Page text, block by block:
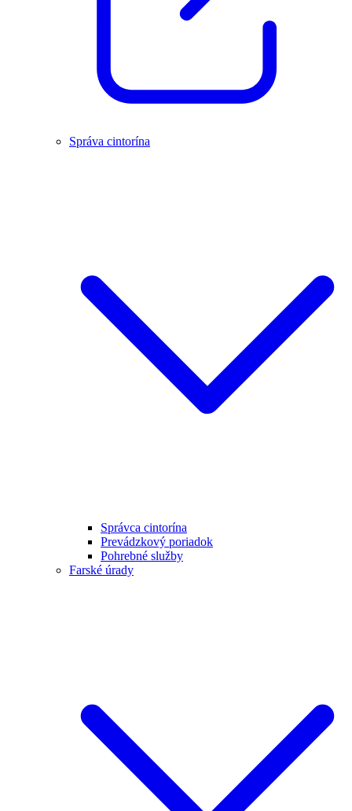
Správa cintorína
Správca cintorína
Prevádzkový poriadok
Pohrebné služby
Farské úrady